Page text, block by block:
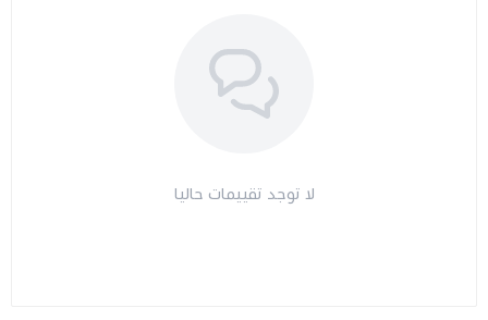
لا توجد تقييمات حاليا